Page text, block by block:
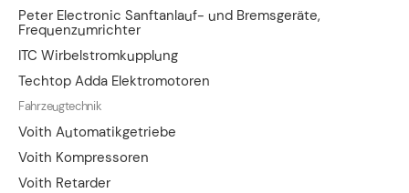
Peter Electronic Sanftanlauf- und Bremsgeräte,
Frequenzumrichter
ITC Wirbelstromkupplung
Techtop Adda Elektromotoren
Fahrzeugtechnik
Voith Automatikgetriebe
Voith Kompressoren
Voith Retarder